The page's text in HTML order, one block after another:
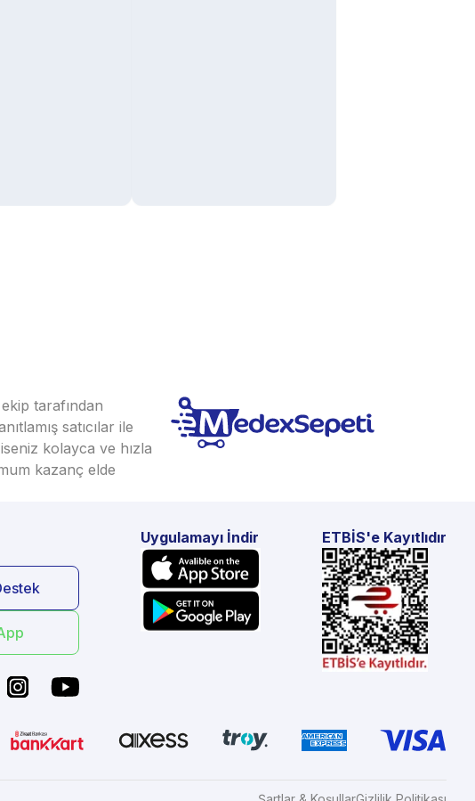
tarafından
satıcılar ile
kolayca ve hızla
kazanç elde
Uygulamayı İndir ETBİS'e Kayıtlıdır